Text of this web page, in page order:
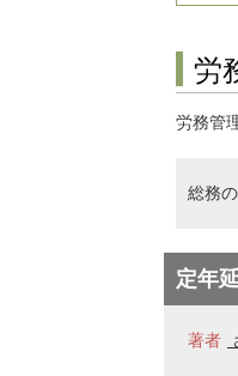
労
労務管
総務
定年
著者